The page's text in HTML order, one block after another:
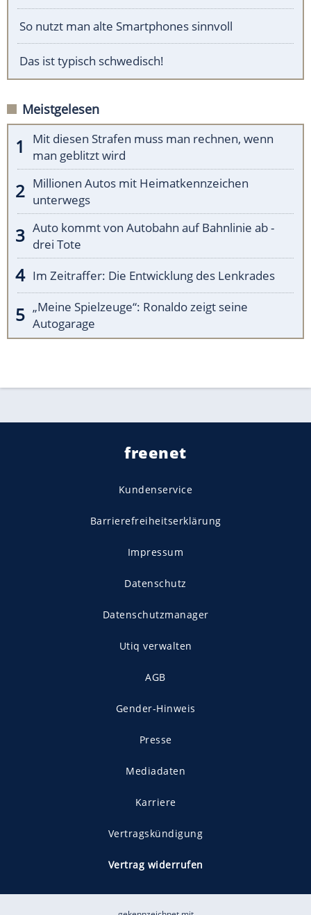
So nutzt man alte Smartphones sinnvoll
Das ist typisch schwedisch!
Meistgelesen
Mit diesen Strafen muss man rechnen, wenn
man geblitzt wird
Millionen Autos mit Heimatkennzeichen
unterwegs
Auto kommt von Autobahn auf Bahnlinie ab -
drei Tote
Im Zeitraffer: Die Entwicklung des Lenkrades
„Meine Spielzeuge“: Ronaldo zeigt seine
Autogarage
freenet
Kundenservice
Barrierefreiheitserklärung
Impressum
Datenschutz
Datenschutzmanager
Utiq verwalten
AGB
Gender-Hinweis
Presse
Mediadaten
Karriere
Vertragskündigung
Vertrag widerrufen